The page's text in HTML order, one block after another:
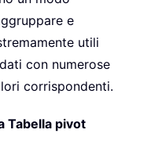
e
utili
con numerose
corrispondenti.
Tabella pivot